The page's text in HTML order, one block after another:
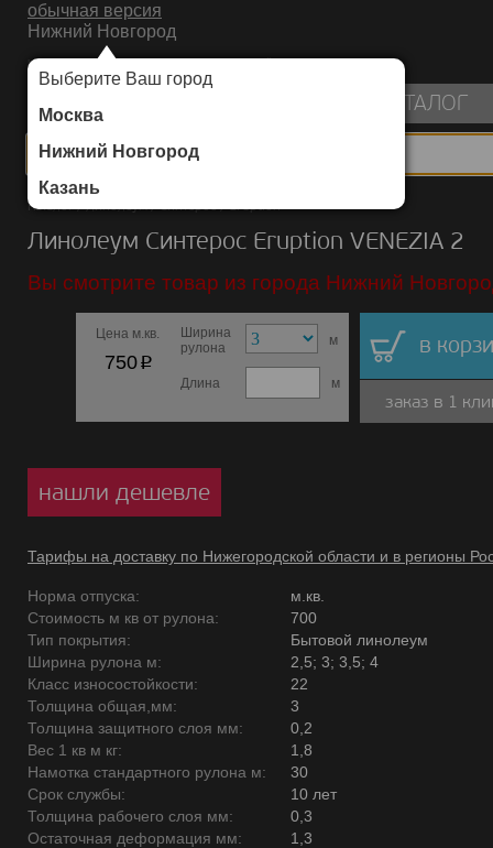
обычная версия
Нижний Новгород
Выберите Ваш город
Москва
Нижний Новгород
Казань
ИНТЕРНЕТ-МАГАЗИН НАПОЛЬНЫХ ПОКРЫТИЙ
КАТАЛОГ
Каталог/Линолеум/Синтерос/Eruption
Линолеум Синтерос Eruption VENEZIA 2
Вы смотрите товар из города Нижний
Цена м.кв.
750p
Ширина
рулона
м
Длина м
в
заказ в 1
нашли дешевле
Тарифы на доставку по Нижегородской области и в регионы
Норма отпуска:
м.кв.
Стоимость м кв от рулона:
700
Тип покрытия:
Бытовой линолеум
Ширина рулона м:
2,5; 3; 3,5; 4
Класс износостойкости:
22
Толщина общая,мм:
3
Толщина защитного слоя мм:
0,2
Вес 1 кв м кг:
1,8
Намотка стандартного рулона м:
30
Срок службы:
10 лет
Толщина рабочего слоя мм:
0,3
Остаточная деформация мм:
1,3